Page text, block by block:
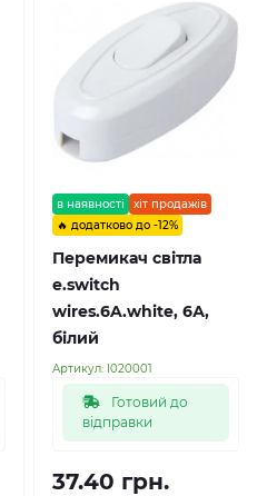
в наявності
хіт продажів
🔥 додатково до -12%
Перемикач світла
e.switch
wires.6A.white, 6А,
білий
Артикул: l020001
Готовий до
відправки
37.40 грн.